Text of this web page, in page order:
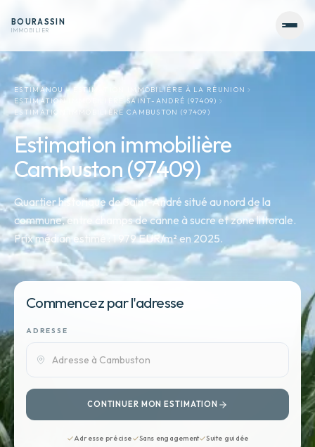
BOURASSIN
IMMOBILIER
ESTIMANOU - ESTIMATION IMMOBILIÈRE À LA RÉUNION
ESTIMATION IMMOBILIÈRE SAINT-ANDRÉ (97409)
ESTIMATION IMMOBILIÈRE CAMBUSTON (97409)
Estimation immobilière
Cambuston (97409)
Quartier historique de Saint-André situé au nord de la
commune, entre champs de canne à sucre et zone littorale.
Prix médian estimé : 1 979 EUR/m² en 2025.
Commencez par l'adresse
ADRESSE
CONTINUER MON ESTIMATION
Adresse précise Sans engagement Suite guidée